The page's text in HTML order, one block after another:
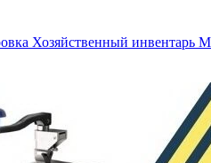
Хозяйственный инвентарь